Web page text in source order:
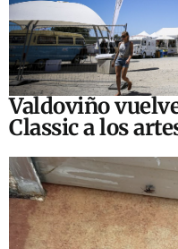
Valdoviño
Classic a los